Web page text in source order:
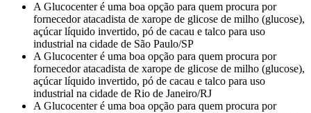
A Glucocenter é uma boa opção para quem procura por
fornecedor atacadista de xarope de glicose de milho (glucose),
açúcar líquido invertido, pó de cacau e talco para uso
industrial na cidade de São Paulo/SP
A Glucocenter é uma boa opção para quem procura por
fornecedor atacadista de xarope de glicose de milho (glucose),
açúcar líquido invertido, pó de cacau e talco para uso
industrial na cidade de Rio de Janeiro/RJ
A Glucocenter é uma boa opção para quem procura por